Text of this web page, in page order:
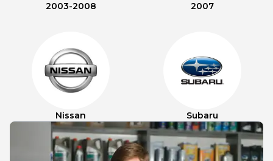
2003-2008
2007
Nissan Subaru